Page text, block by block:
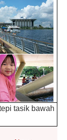
tasik bawah